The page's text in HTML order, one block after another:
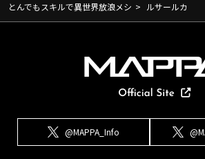
とんでもスキルで異世界放浪メシ > ルサールカ
@MAPPA_Info